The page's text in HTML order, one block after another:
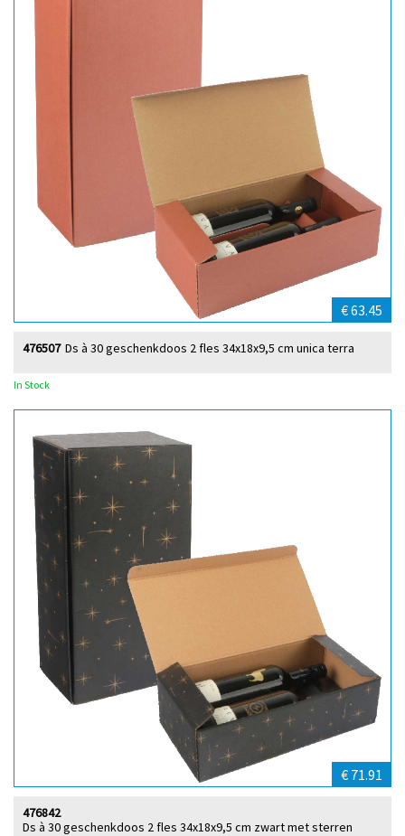
€ 63.45
Ds à 30 geschenkdoos 2 fles 34x18x9,5 cm unica terra
476507
In Stock
€ 71.91
Ds à 30 geschenkdoos 2 fles 34x18x9,5 cm zwart met sterren
476842